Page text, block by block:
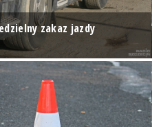
zakaz jazdy